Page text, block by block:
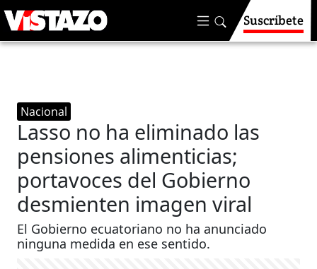
Suscríbete
Nacional
Lasso no ha eliminado las
pensiones alimenticias;
portavoces del Gobierno
desmienten imagen viral
El Gobierno ecuatoriano no ha anunciado
ninguna medida en ese sentido.